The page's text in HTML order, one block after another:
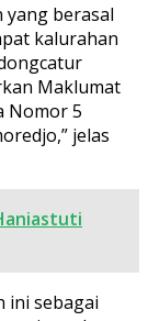
yang berasal
kalurahan
Maklumat
Nomor 5
jelas
ini sebagai